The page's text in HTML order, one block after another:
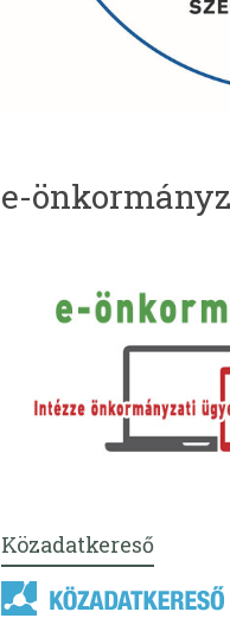
e-
Közadatkereső